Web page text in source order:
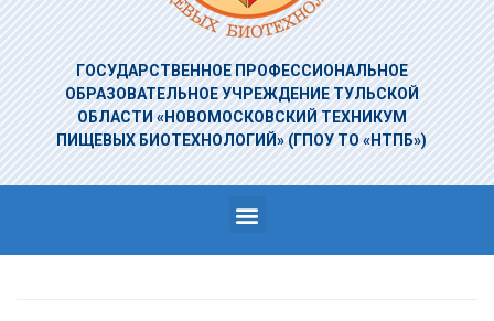
ГОСУДАРСТВЕННОЕ ПРОФЕССИОНАЛЬНОЕ
ОБРАЗОВАТЕЛЬНОЕ УЧРЕЖДЕНИЕТУЛЬСКОЙ
ОБЛАСТИ «НОВОМОСКОВСКИЙ ТЕХНИКУМ
ПИЩЕВЫХ БИОТЕХНОЛОГИЙ» (ГПОУ ТО «НТПБ»)